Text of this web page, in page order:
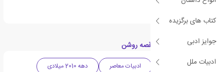
کتاب های برگزیده
جوایز ادبی
ادبیات ملل
دنیای سخن بود.
دسته بندی های کتاب قصه روشن
ادبیات داستانی ادبیات معاصر
دهه 2010 میلادی